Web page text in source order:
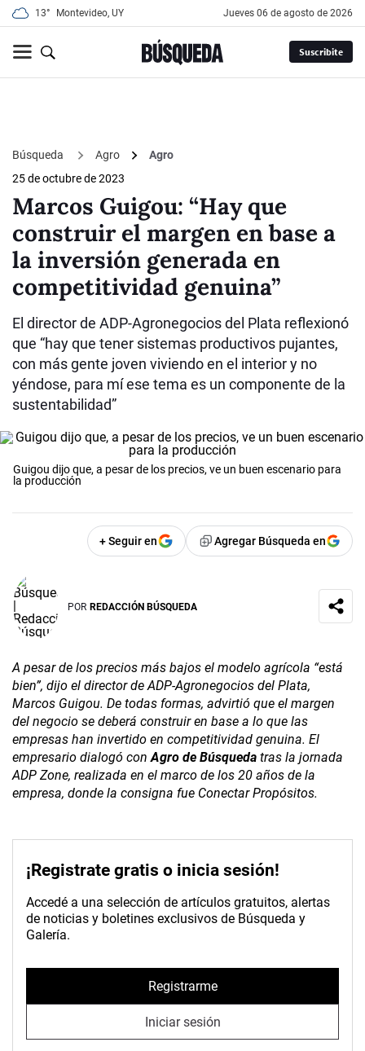
13° Montevideo, UY jueves 06 de agosto de 2026
Suscribite
Búsqueda Agro
Agro
25 de octubre de 2023
Marcos Guigou: “Hay que
construir el margen en base a
la inversión generada en
competitividad genuina”
El director de ADP-Agronegocios del Plata reflexionó
que “hay que tener sistemas productivos pujantes,
con más gente joven viviendo en el interior y no
yéndose, para mí ese tema es un componente de la
sustentabilidad”
Guigou dijo que, a pesar de los precios, ve un buen escenario para
la producción
+ Seguir en Agregar Búsqueda en
POR REDACCIÓN BÚSQUEDA
A pesar de los precios más bajos el modelo agrícola “está
bien”, dijo el director de ADP-Agronegocios del Plata,
Marcos Guigou. De todas formas, advirtió que el margen
del negocio se deberá construir en base a lo que las
empresas han invertido en competitividad genuina. El
empresario dialogó conAgro de Búsqueda tras la jornada
ADP Zone, realizada en el marco de los 20 años de la
empresa, donde la consigna fue Conectar Propósitos.
¡Registrate gratis o inicia sesión!
Accedé a una selección de artículos gratuitos, alertas
de noticias y boletines exclusivos de Búsqueda y
Galería.
Registrarme
Iniciar sesión